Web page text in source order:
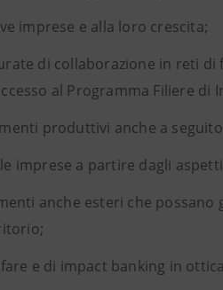
imprese e alla loro crescita;
di collaborazione in reti di
al Programma Filiere di
produttivi anche a
imprese a partire dagli
anche esteri che
e di impact banking in